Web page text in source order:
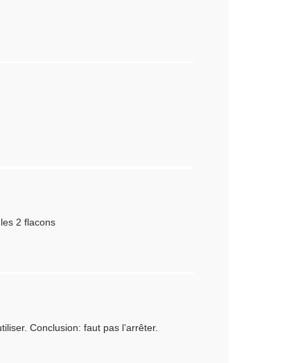
2 flacons
Conclusion: faut pas l’arrêter.